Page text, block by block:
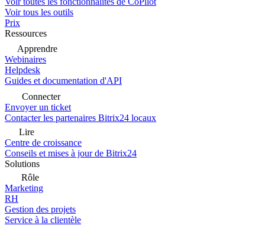
Voir tous les outils
Prix
Ressources
Apprendre
Webinaires
Helpdesk
Guides et documentation d'API
Connecter
Envoyer un ticket
Contacter les partenaires Bitrix24 locaux
Lire
Centre de croissance
Conseils et mises à jour de Bitrix24
Solutions
Rôle
Marketing
RH
Gestion des projets
Service à la clientèle